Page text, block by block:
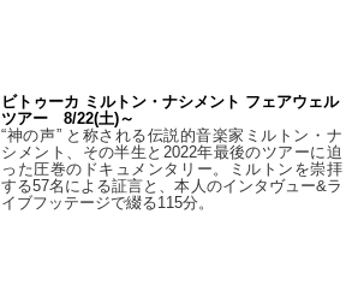
ビトゥーカ ミルトン・ナシメント フェアウェル
ツアー 8/22(土)～
“神の声” と称される伝説的音楽家ミルトン・ナ
シメント、その半生と2022年最後のツアーに迫
った圧巻のドキュメンタリー。ミルトンを崇拝
する57名による証言と、本人のインタヴュー&ラ
イブフッテージで綴る115分。